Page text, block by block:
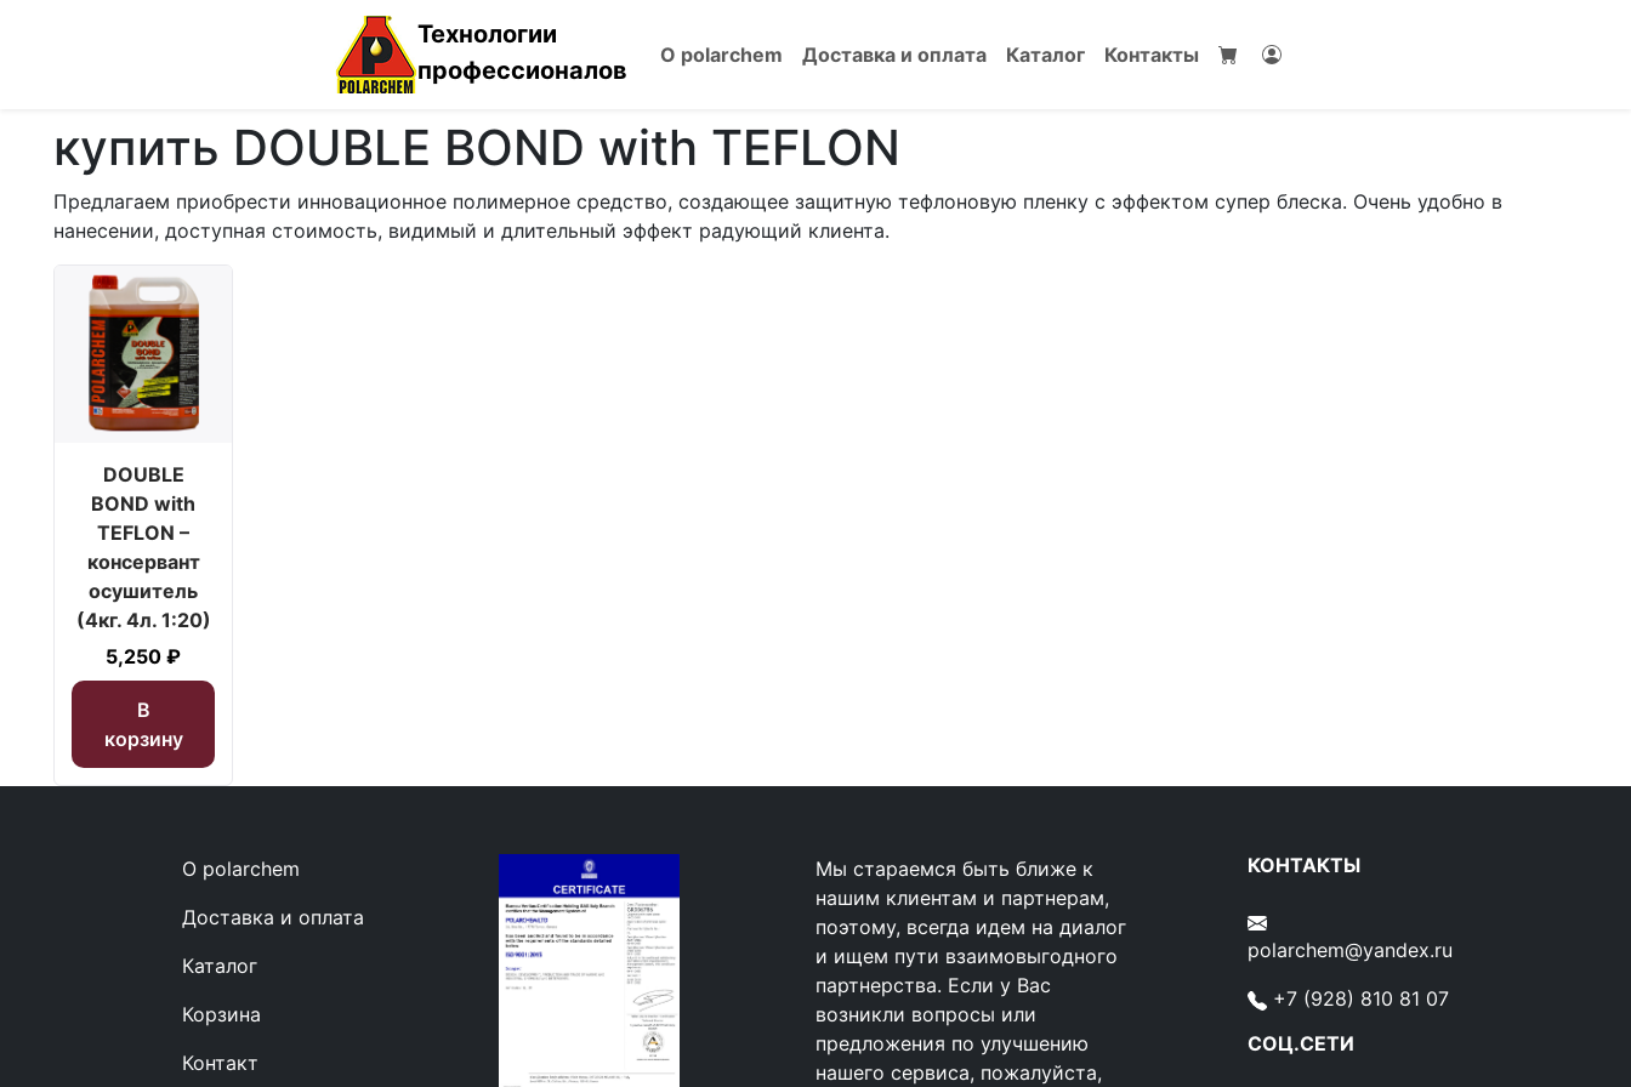
Технологии
профессионалов
О polarchem Доставка и оплата Каталог Контакты
купить DOUBLE BOND with TEFLON
Предлагаем приобрести инновационное полимерное средство, создающее защитную тефлоновую пленку с эффектом супер блеска. Очень удобно в
нанесении, доступная стоимость, видимый и длительный эффект радующий клиента.
DOUBLE
BOND with
TEFLON –
консервант
осушитель
(4кг. 4л. 1:20)
5,250₽
В
корзину
О polarchem
Доставка и оплата
Каталог
Корзина
Контакт
Мы стараемся быть ближе к
нашим клиентам и партнерам,
поэтому, всегда идем на диалог
и ищем пути взаимовыгодного
партнерства. Если у Вас
возникли вопросы или
предложения по улучшению
нашего сервиса, пожалуйста,
КОНТАКТЫ
polarchem@yandex.ru
+7 (928) 810 81 07
СОЦ.СЕТИ